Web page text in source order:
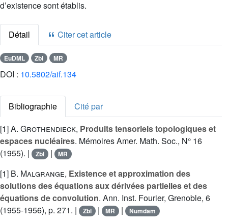
d’existence sont établis.
Détail Citer cet article
EuDML Zbl MR
DOI : 10.5802/aif.134
Bibliographie
Cité par
[1]A. Grothendieck, Produits tensoriels topologiques et
espaces nucléaires. Mémoires Amer. Math. Soc., N° 16
(1955). |
Zbl | MR
[1] B. Malgrange, Existence et approximation des
solutions des équations aux dérivées partielles et des
équations de convolution. Ann. Inst. Fourier, Grenoble, 6
(1955-1956), p. 271. |
Zbl | MR | Numdam